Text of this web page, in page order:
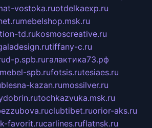
vostoka.ruotdelkaexp.ru
mebelshop.msk.ru
td.rukosmoscreative.ru
tiffany-c.ru
d-p.spb.ruгалактика73.рф
spb.rufotsis.rutesiaes.ru
blesna-kazan.rumossilver.ru
tochkazvuka.msk.ru
clubtibet.ruorior-aks.ru
favorit.rucarlines.ruflatnsk.ru